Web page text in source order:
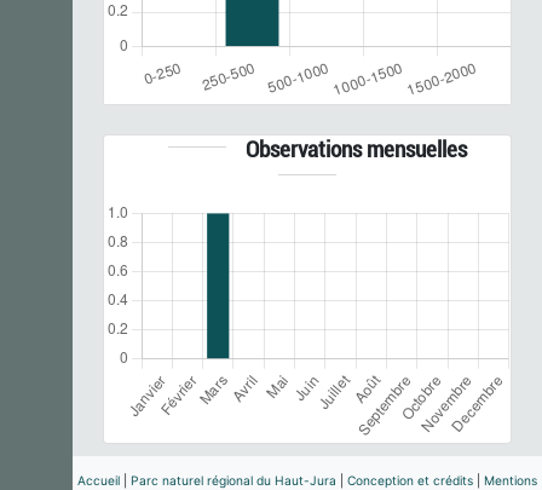
Observations mensuelles
Accueil Parc naturel régional du Haut-Jura Conception et crédits Mentions